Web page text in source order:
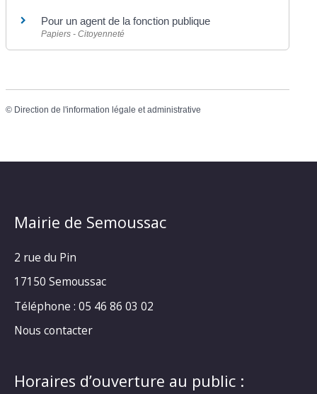
Pour un agent de la fonction publique
Papiers - Citoyenneté
© Direction de l'information légale et administrative
Mairie de Semoussac
2 rue du Pin
17150 Semoussac
Téléphone : 05 46 86 03 02
Nous contacter
Horaires d’ouverture au public :